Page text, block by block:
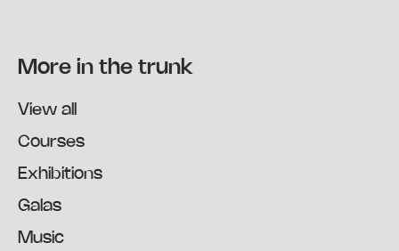
More in the trunk
View all
Courses
Exhibitions
Galas
Music